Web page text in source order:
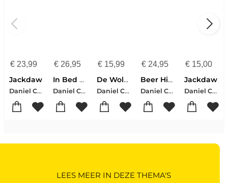
€23,99
Jackdaw
Daniel Cole
€26,95
In Bed with the Word
Daniel Coleman
€ 15,99
De Wolven
Daniel Cole
€ 24,95
Beer Hiking Berlin
Daniel Cole-Yvonne Hartmann
€ 15,00
Jackdaw
Daniel Cole
LEES MEER IN DEZE THEMA'S